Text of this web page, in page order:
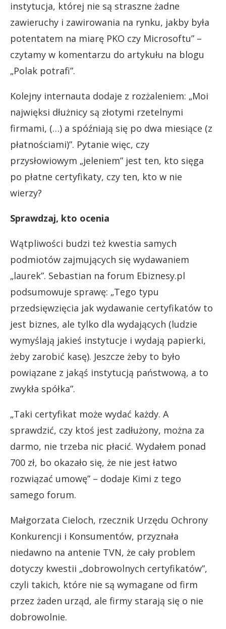
instytucja, której nie są straszne żadne
zawieruchy i zawirowania na rynku, jakby była
potentatem na miarę PKO czy Microsoftu” –
czytamy w komentarzu do artykułu na blogu
„Polak potrafi”.
Kolejny internauta dodaje z rozżaleniem: „Moi
najwięksi dłużnicy są złotymi rzetelnymi
firmami, (…) a spóźniają się po dwa miesiące (z
płatnościami)”. Pytanie więc, czy
przysłowiowym „jeleniem” jest ten, kto sięga
po płatne certyfikaty, czy ten, kto w nie
wierzy?
Sprawdzaj, kto ocenia
Wątpliwości budzi też kwestia samych
podmiotów zajmujących się wydawaniem
„laurek”. Sebastian na forum Ebiznesy.pl
podsumowuje sprawę: „Tego typu
przedsięwzięcia jak wydawanie certyfikatów to
jest biznes, ale tylko dla wydających (ludzie
wymyślają jakieś instytucje i wydają papierki,
żeby zarobić kasę). Jeszcze żeby to było
powiązane z jakąś instytucją państwową, a to
zwykła spółka”.
„Taki certyfikat może wydać każdy. A
sprawdzić, czy ktoś jest zadłużony, można za
darmo, nie trzeba nic płacić. Wydałem ponad
700 zł, bo okazało się, że nie jest łatwo
rozwiązać umowę” – dodaje Kimi z tego
samego forum.
Małgorzata Cieloch, rzecznik Urzędu Ochrony
Konkurencji i Konsumentów, przyznała
niedawno na antenie TVN, że cały problem
dotyczy kwestii „dobrowolnych certyfikatów”,
czyli takich, które nie są wymagane od firm
przez żaden urząd, ale firmy starają się o nie
dobrowolnie.